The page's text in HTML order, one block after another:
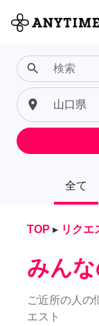
全て
search
place
TOP ▸ リクエ
みん
ご近所の人の
エスト